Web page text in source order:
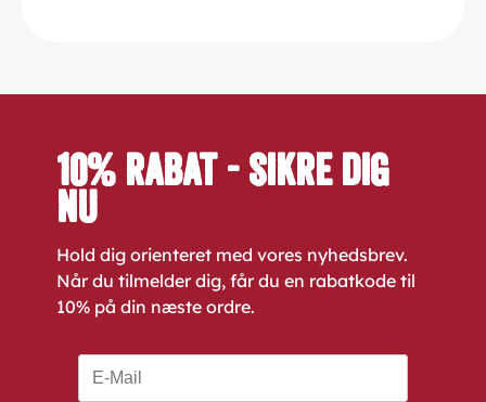
10% rabat - sikre dig
nu
Hold dig orienteret med vores nyhedsbrev.
Når du tilmelder dig, får du en rabatkode til
10% på din næste ordre.